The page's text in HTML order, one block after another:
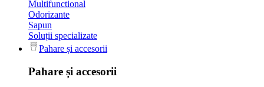
Multifunctional
Odorizante
Sapun
Soluții specializate
Pahare și accesorii
Pahare și accesorii